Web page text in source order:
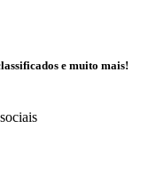
e muito mais!